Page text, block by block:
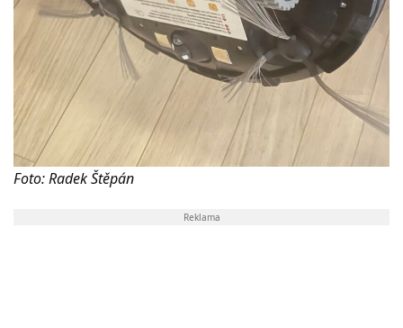
Foto: Radek Štěpán
Reklama